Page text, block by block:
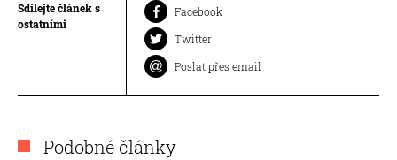
Sdílejte článek s
ostatními
Facebook
Twitter
Poslat přes email
Podobné články